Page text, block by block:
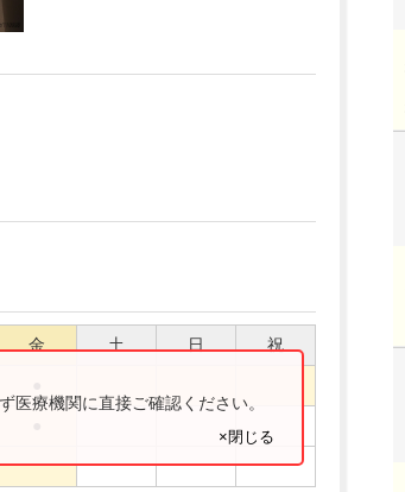
金 土 日 祝
医療機関に直接ご確認ください。
×閉じる